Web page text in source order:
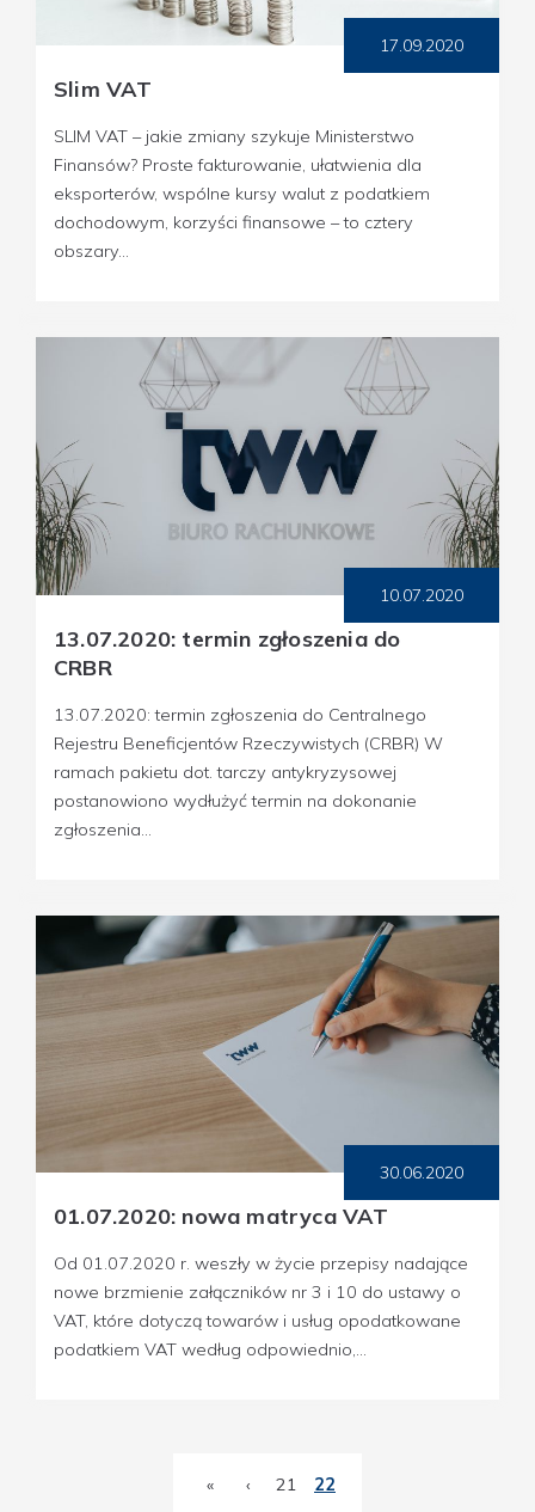
Slim VAT
17.09.2020
SLIM VAT – jakie zmiany szykuje Ministerstwo
Finansów? Proste fakturowanie, ułatwienia dla
eksporterów, wspólne kursy walut z podatkiem
dochodowym, korzyści finansowe – to cztery
obszary...
13.07.2020: termin zgłoszenia do
CRBR
10.07.2020
13.07.2020: termin zgłoszenia do Centralnego
Rejestru Beneficjentów Rzeczywistych (CRBR) W
ramach pakietu dot. tarczy antykryzysowej
postanowiono wydłużyć termin na dokonanie
zgłoszenia...
01.07.2020: nowa matryca VAT
30.06.2020
Od 01.07.2020 r. weszły w życie przepisy nadające
nowe brzmienie załączników nr 3 i 10 do ustawy o
VAT, które dotyczą towarów i usług opodatkowane
podatkiem VAT według odpowiednio,...
« ‹ 21 22